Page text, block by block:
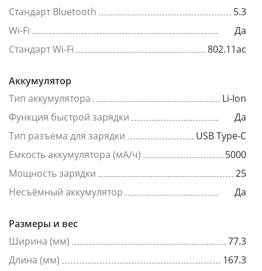
Стандарт Bluetooth
5.3
Wi-Fi
Да
Стандарт Wi-Fi
802.11ac
Аккумулятор
Тип аккумулятора
Li-Ion
Функция быстрой зарядки
Да
Тип разъема для зарядки
USB Type-C
Емкость аккумулятора (мА/ч)
5000
Мощность зарядки
25
Несъёмный аккумулятор
Да
Размеры и вес
Ширина (мм)
77.3
Длина (мм)
167.3